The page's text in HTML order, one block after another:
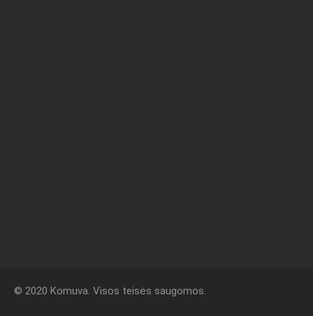
© 2020 Komuva. Visos teisės saugomos.